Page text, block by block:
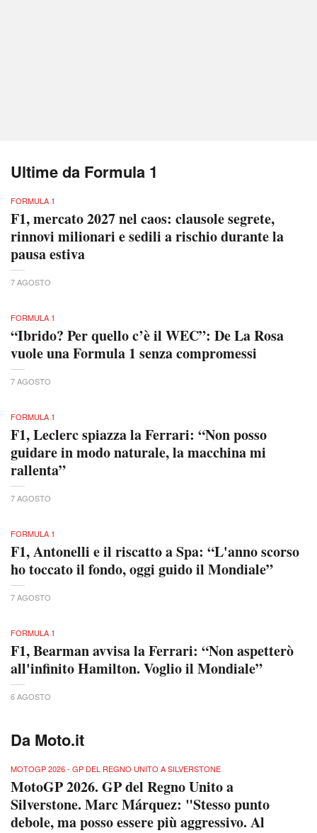
Ultime da Formula 1
FORMULA 1
F1, mercato 2027 nel caos: clausole segrete,
rinnovi milionari e sedili a rischio durante la
pausa estiva
7 AGOSTO
FORMULA 1
“Ibrido? Per quello c’è il WEC”: De La Rosa
vuole una Formula 1 senza compromessi
7 AGOSTO
FORMULA 1
F1, Leclerc spiazza la Ferrari: “Non posso
guidare in modo naturale, la macchina mi
rallenta”
7 AGOSTO
FORMULA 1
F1, Antonelli e il riscatto a Spa: “L'anno scorso
ho toccato il fondo, oggi guido il Mondiale”
7 AGOSTO
FORMULA 1
F1, Bearman avvisa la Ferrari: “Non aspetterò
all'infinito Hamilton. Voglio il Mondiale”
6 AGOSTO
Da Moto.it
MOTOGP 2026 - GP DEL REGNO UNITO A SILVERSTONE
MotoGP 2026. GP del Regno Unito a
Silverstone. Marc Márquez: "Stesso punto
debole, ma posso essere più aggressivo. Al